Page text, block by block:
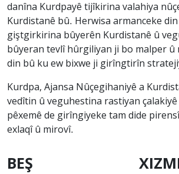
danîna Kurdpayê tijîkirina valahiya
Kurdistanê bû. Herwisa armanceke
giştgirkirina bûyerên Kurdistanê û
bûyeran tevlî hûrgiliyan ji bo malper û
din bû ku ew bixwe ji girîngtirîn
Kurdpa, Ajansa Nûçegihaniyê a
vedîtin û veguhestina rastiyan çalakiyê
pêxemê de girîngiyeke tam dide
exlaqî û mirovî.
BEŞ